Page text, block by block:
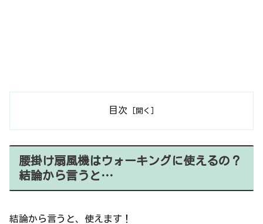
目次
腰掛け扇風機はウォーキングに使えるの？
結論から言うと…
結論から言うと、使えます！